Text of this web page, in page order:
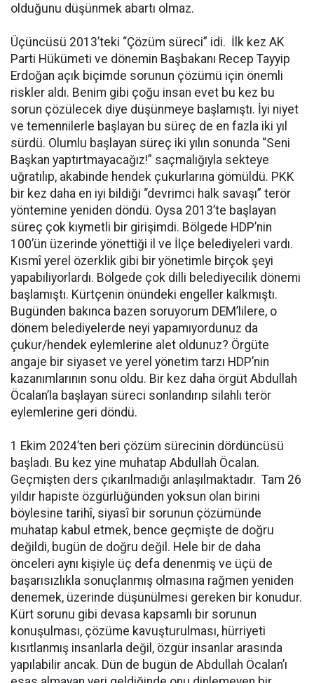
olduğunu düşünmek abartı olmaz.
Üçüncüsü 2013’teki “Çözüm süreci” idi. İlk kez AK
Parti Hükümeti ve dönemin Başbakanı Recep Tayyip
Erdoğan açık biçimde sorunun çözümü için önemli
riskler aldı. Benim gibi çoğu insan evet bu kez bu
sorun çözülecek diye düşünmeye başlamıştı. İyi niyet
ve temennilerle başlayan bu süreç de en fazla iki yıl
sürdü. Olumlu başlayan süreç iki yılın sonunda “Seni
Başkan yaptırtmayacağız!” saçmalığıyla sekteye
uğratılıp, akabinde hendek çukurlarına gömüldü. PKK
bir kez daha en iyi bildiği “devrimci halk savaşı” terör
yöntemine yeniden döndü. Oysa 2013’te başlayan
süreç çok kıymetli bir girişimdi. Bölgede HDP’nin
100’ün üzerinde yönettiği il ve İlçe belediyeleri vardı.
Kısmî yerel özerklik gibi bir yönetimle birçok şeyi
yapabiliyorlardı. Bölgede çok dilli belediyecilik dönemi
başlamıştı. Kürtçenin önündeki engeller kalkmıştı.
Bugünden bakınca bazen soruyorum DEM’lilere, o
dönem belediyelerde neyi yapamıyordunuz da
çukur/hendek eylemlerine alet oldunuz? Örgüte
angaje bir siyaset ve yerel yönetim tarzı HDP’nin
kazanımlarının sonu oldu. Bir kez daha örgüt Abdullah
Öcalan’la başlayan süreci sonlandırıp silahlı terör
eylemlerine geri döndü.
1 Ekim 2024’ten beri çözüm sürecinin dördüncüsü
başladı. Bu kez yine muhatap Abdullah Öcalan.
Geçmişten ders çıkarılmadığı anlaşılmaktadır. Tam 26
yıldır hapiste özgürlüğünden yoksun olan birini
böylesine tarihî, siyasî bir sorunun çözümünde
muhatap kabul etmek, bence geçmişte de doğru
değildi, bugün de doğru değil. Hele bir de daha
önceleri aynı kişiyle üç defa denenmiş ve üçü de
başarısızlıkla sonuçlanmış olmasına rağmen yeniden
denemek, üzerinde düşünülmesi gereken bir konudur.
Kürt sorunu gibi devasa kapsamlı bir sorunun
konuşulması, çözüme kavuşturulması, hürriyeti
kısıtlanmış insanlarla değil, özgür insanlar arasında
yapılabilir ancak. Dün de bugün de Abdullah Öcalan’ı